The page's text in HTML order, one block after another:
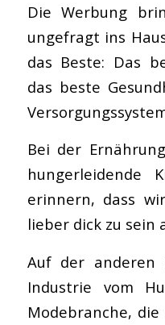
Die Werbung
ungefragt ins
das Beste: Das
das beste
Bei der
hungerleidende
erinnern, dass
lieber dick zu sein
Auf der anderen
Industrie vom
Modebranche,